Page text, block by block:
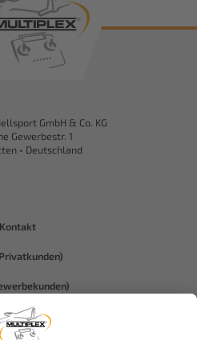
GmbH & Co. KG
Gewerbestr. 1
• Deutschland
Kontakt